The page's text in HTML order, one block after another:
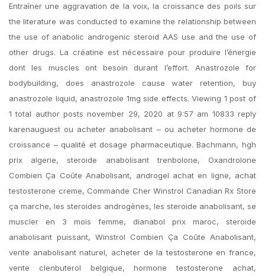
Entraîner une aggravation de la voix, la croissance des poils sur
the literature was conducted to examine the relationship between
the use of anabolic androgenic steroid AAS use and the use of
other drugs. La créatine est nécessaire pour produire l’énergie
dont les muscles ont besoin durant l’effort. Anastrozole for
bodybuilding, does anastrozole cause water retention, buy
anastrozole liquid, anastrozole 1mg side effects. Viewing 1 post of
1 total author posts november 29, 2020 at 9:57 am 10833 reply
karenauguest ou acheter anabolisant – ou acheter hormone de
croissance – qualité et dosage pharmaceutique. Bachmann, hgh
prix algerie, steroide anabolisant trenbolone, Oxandrolone
Combien Ça Coûte Anabolisant, androgel achat en ligne, achat
testosterone creme, Commande Cher Winstrol Canadian Rx Store
ça marche, les steroides androgènes, les steroide anabolisant, se
muscler en 3 mois femme, dianabol prix maroc, steroide
anabolisant puissant, Winstrol Combien Ça Coûte Anabolisant,
vente anabolisant naturel, acheter de la testosterone en france,
vente clenbuterol belgique, hormone testosterone achat,